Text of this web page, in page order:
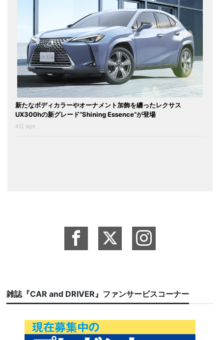
新たなボディカラーやオーナメント加飾を纏ったレクサス
UX300hの新グレード“Shining Essence”が登場
4日 ago
雑誌『CAR and DRIVER』ファンサービスコーナー